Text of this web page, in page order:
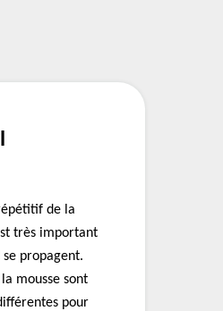
de la
très important
propagent.
mousse sont
pour